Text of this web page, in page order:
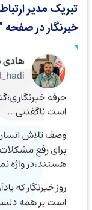
تبریک مدیر
خبرنگار در